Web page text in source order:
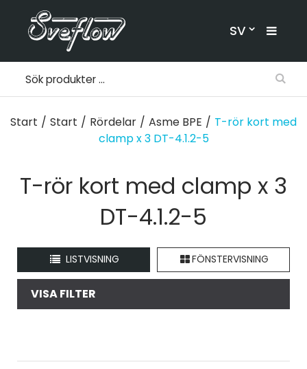
SV
Start / Start / Rördelar / Asme BPE / T-rör kort med
clamp x 3 DT-4.1.2-5
T-rör kort med clamp x 3
DT-4.1.2-5
LISTVISNING FÖNSTERVISNING
VISA FILTER